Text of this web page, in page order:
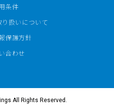
条件
扱いについて
保護方針
合わせ
All Rights Reserved.